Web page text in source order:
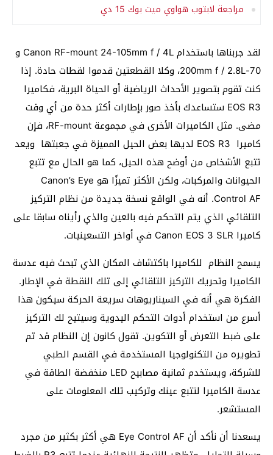
مراجعة لابتوب هواوي ميت بوك 15 دي
لقد جربناها باستخدام Canon RF-mount 24-105mm f / 4L و
70-200mm f / 2.8L، وكلا القطعتين قدموا لقطات حادة. إذا
كنت تقوم بتصوير الأحداث الرياضية أو الحياة البرية، فكاميرا
EOS R3 ستساعدك بأخذ صور بإطارات أكثر حدة من أي وقت
مضى. مثل الكاميرات الأخرى في مجموعة RF-mount، فإن
كاميرا EOS R3 لديها بعض الحيل المميزة في جعبتها ويعد
تتبع الأشخاص من أوضح هذه الحيل، كما هو الحال مع تتبع
الحيوانات والمركبات، ولكن الأكثر تميزًا هو Canon’s Eye
Control AF. أنه في الواقع نسخة جديدة من نظام التركيز
التلقائي الذي يتم التحكم فيه بالعين والذي رأيناه سابقا على
كاميرا Canon EOS 3 SLR في أواخر التسعينيات.
يسمح النظام للكاميرا باكتشاف المكان الذي تبحث فيه عدسة
الكاميرا وتحريك التركيز التلقائي إلى تلك النقطة في الإطار.
الفكرة هي أنه في السيناريوهات سريعة الحركة سيكون هذا
أسرع من استخدام أدوات التحكم اليدوية وسيتيح لك التركيز
على ضبط التعرض أو التكوين. تقول كانون إن النظام قد تم
تطويره من التكنولوجيا المستخدمة في القسم الطبي
للشركة، ويستخدم ثمانية مصابيح LED منخفضة الطاقة في
عدسة الكاميرا لتتبع عينك وتركيب تلك المعلومات على
المستشعر.
يسعدنا أن نأكد أن Eye Control AF هي أكثر بكثير من مجرد